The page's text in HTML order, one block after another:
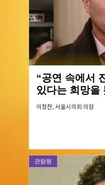
“공연 속에서
있다는 희망
이정찬,서울시의회 의원
관람평